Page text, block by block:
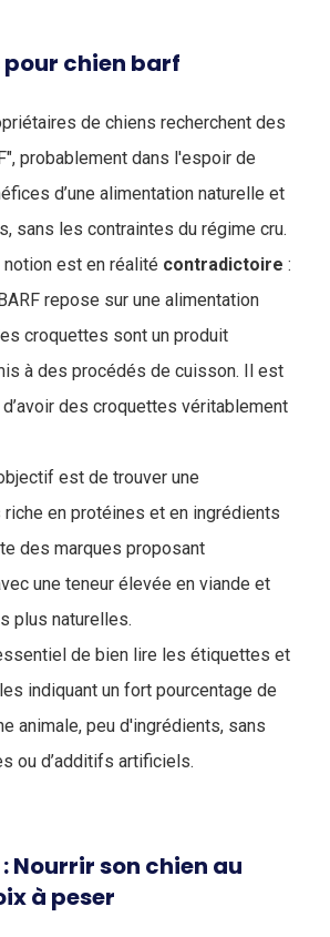
chien barf
de chiens recherchent des
probablement dans l'espoir de
d’une alimentation naturelle et
sans les contraintes du régime cru.
est en réalité contradictoire :
repose sur une alimentation
croquettes sont un produit
à des procédés de cuisson. Il est
des croquettes véritablement
est de trouver une
en protéines et en ingrédients
des marques proposant
une teneur élevée en viande et
plus naturelles.
de bien lire les étiquettes et
indiquant un fort pourcentage de
animale, peu d'ingrédients, sans
ou d’additifs artificiels.
Nourrir son chien au
à peser